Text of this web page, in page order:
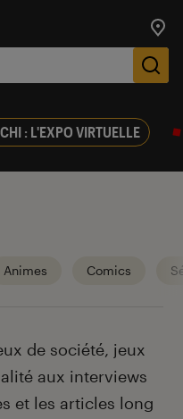
: L'EXPO VIRTUELLE
Animes Comics
de société, jeux
aux interviews
et les articles long